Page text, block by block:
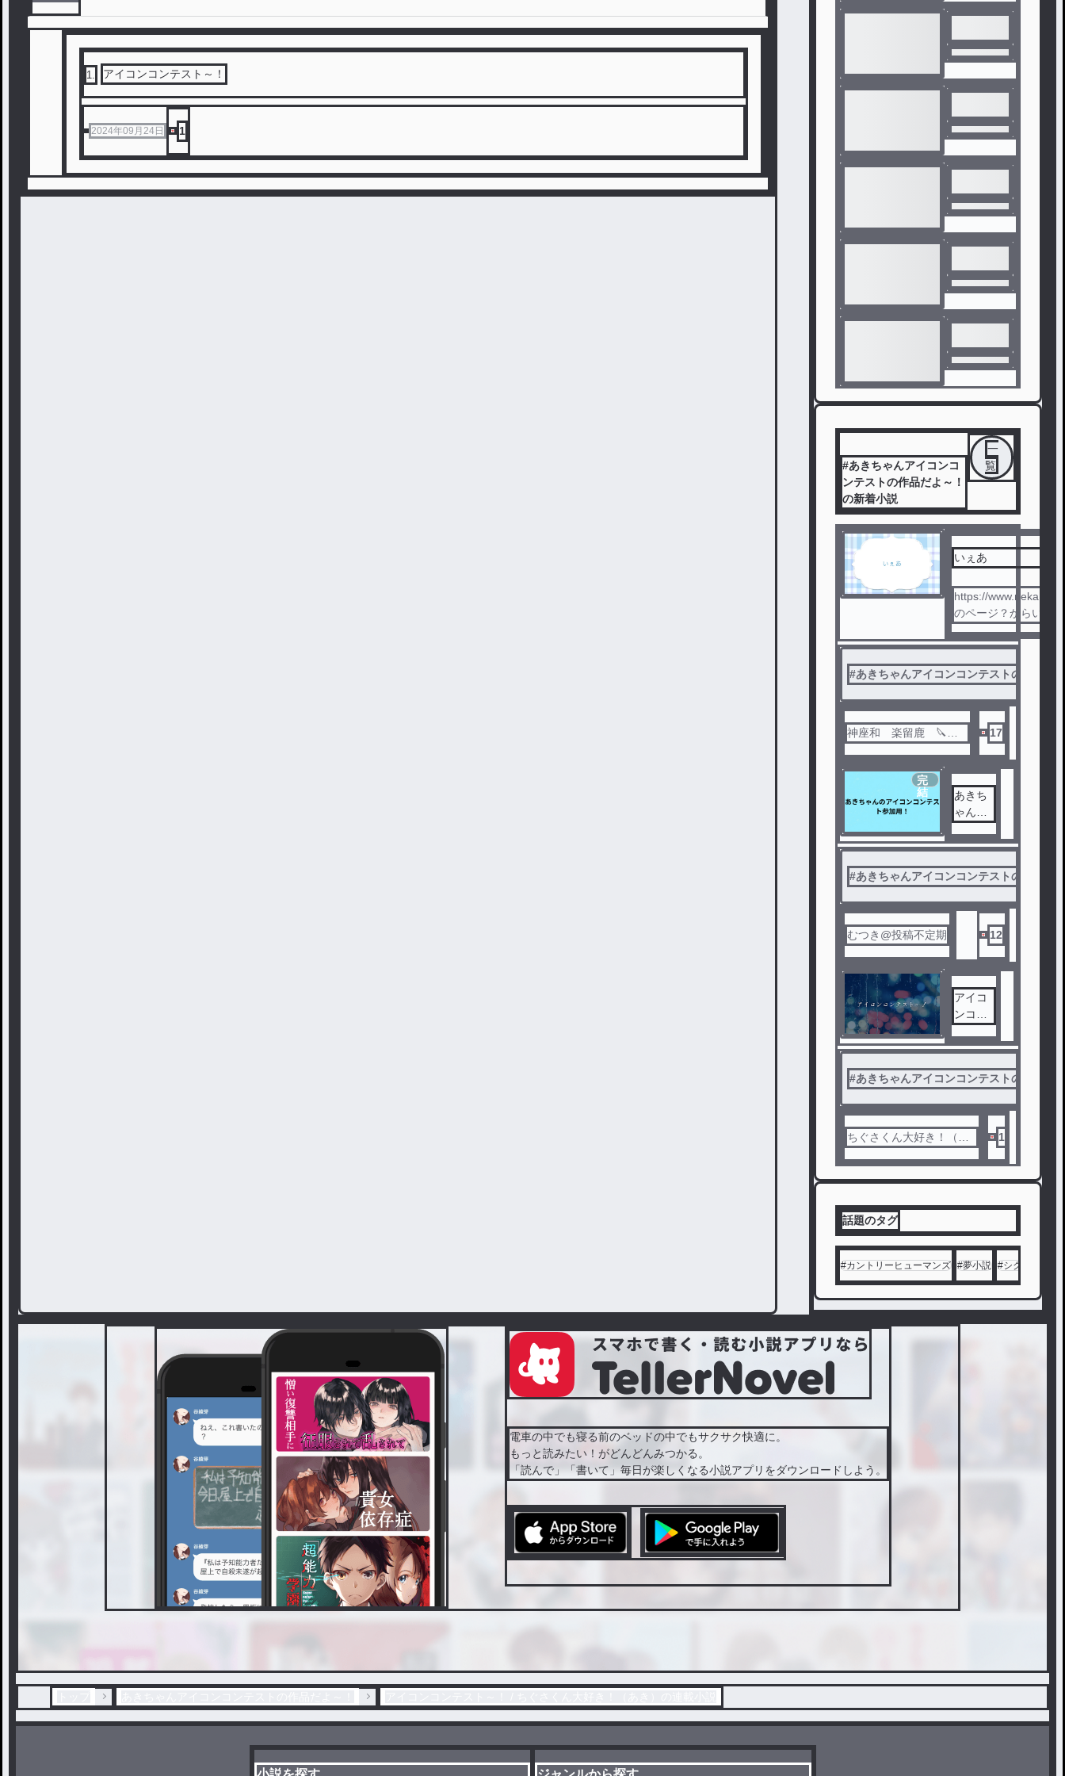
1 アイコンコンテスト～！
2024年09月24日 1
#あきちゃんアイコンコ
ンテストの作品だよ～！
の新着小説
一
覧
いぇあ
https://www.neka.cc/
のページ？からいけ
#あきちゃんアイコンコンテストの作品だ
神座和 楽留鹿 🔪🩶
17
完
結
あきち
ゃんの
ンコン
参加用
#あきちゃんアイコンコンテストの作品だ
むつき@投稿不定期 12
アイコ
ンコン
～！
#あきちゃんアイコンコンテストの作品だ
ちぐさくん大好き！（あ
1
話題のタグ
#カントリーヒューマンズ #夢小説 #シクフォニ
電車の中でも寝る前のベッドの中でもサクサク快適に。
もっと読みたい！がどんどんみつかる。
「読んで」「書いて」毎日が楽しくなる小説アプリをダウンロードしよう。